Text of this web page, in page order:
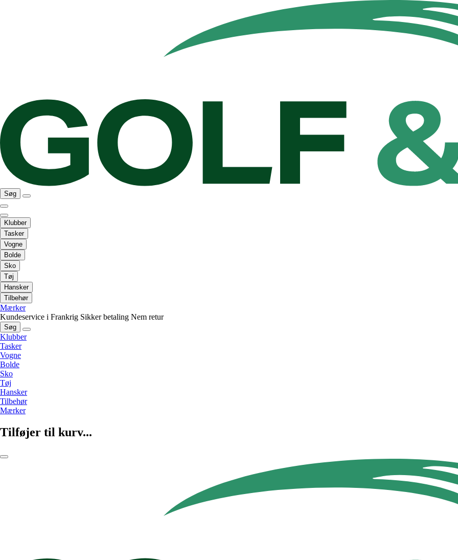
Søg
Klubber
Tasker
Vogne
Bolde
Sko
Tøj
Hansker
Tilbehør
Mærker
Kundeservice i Frankrig Sikker betaling Nem retur
Søg
Klubber
Tasker
Vogne
Bolde
Sko
Tøj
Hansker
Tilbehør
Mærker
Tilføjer til kurv...